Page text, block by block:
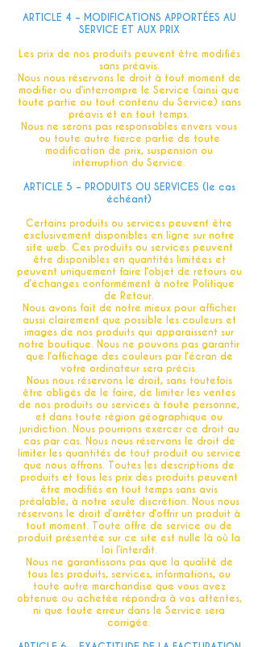
ARTICLE 4 – MODIFICATIONS APPORTÉES AU
SERVICE ET AUX PRIX
Les prix de nos produits peuvent être modifiés
sans préavis.
Nous nous réservons le droit à tout moment de
modifier ou d’interrompre le Service (ainsi que
toute partie ou tout contenu du Service) sans
préavis et en tout temps.
Nous ne serons pas responsables envers vous
ou toute autre tierce partie de toute
modification de prix, suspension ou
interruption du Service.
ARTICLE 5 – PRODUITS OU SERVICES (le cas
échéant)
Certains produits ou services peuvent être
exclusivement disponibles en ligne sur notre
site web. Ces produits ou services peuvent
être disponibles en quantités limitées et
peuvent uniquement faire l’objet de retours ou
d’échanges conformément à notre Politique
de Retour.
Nous avons fait de notre mieux pour afficher
aussi clairement que possible les couleurs et
images de nos produits qui apparaissent sur
notre boutique. Nous ne pouvons pas garantir
que l’affichage des couleurs par l’écran de
votre ordinateur sera précis.
Nous nous réservons le droit, sans toutefois
être obligés de le faire, de limiter les ventes
de nos produits ou services à toute personne,
et dans toute région géographique ou
juridiction. Nous pourrions exercer ce droit au
cas par cas. Nous nous réservons le droit de
limiter les quantités de tout produit ou service
que nous offrons. Toutes les descriptions de
produits et tous les prix des produits peuvent
être modifiés en tout temps sans avis
préalable, à notre seule discrétion. Nous nous
réservons le droit d’arrêter d’offrir un produit à
tout moment. Toute offre de service ou de
produit présentée sur ce site est nulle là où la
loi l’interdit.
Nous ne garantissons pas que la qualité de
tous les produits, services, informations, ou
toute autre marchandise que vous avez
obtenue ou achetée répondra à vos attentes,
ni que toute erreur dans le Service sera
corrigée.